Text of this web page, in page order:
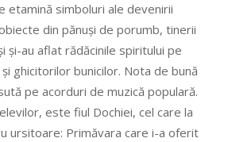
etamină simboluri ale devenirii
din pănuși de porumb, tinerii
și-au aflat rădăcinile spiritului pe
ghicitorilor bunicilor. Nota de bună
pe acorduri de muzică populară.
este fiul Dochiei, cel care la
ursitoare: Primăvara care i-a oferit